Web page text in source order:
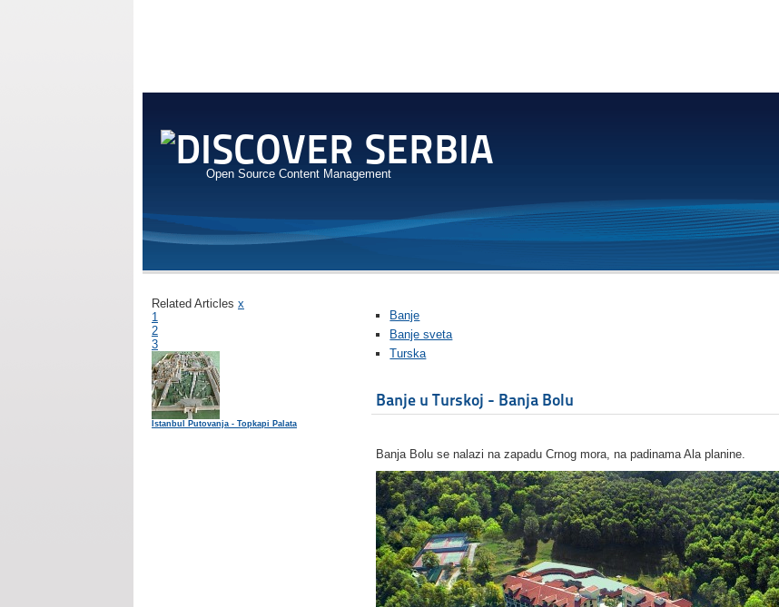
Open Source Content Management
Related Articles x
1
2
3
Istanbul Putovanja - Topkapi Palata
Banje
Banje sveta
Turska
Banje u Turskoj - Banja Bolu
Banja Bolu se nalazi na zapadu Crnog mora, na padinama Ala planine.